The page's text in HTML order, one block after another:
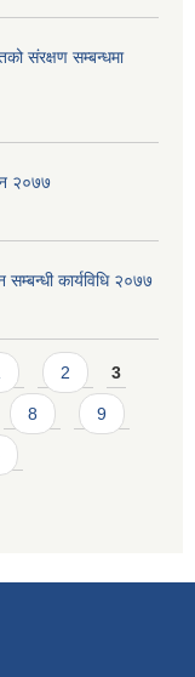
संरक्षण सम्बन्धमा
२०७७
कार्यविधि २०७७
2 3
8 9